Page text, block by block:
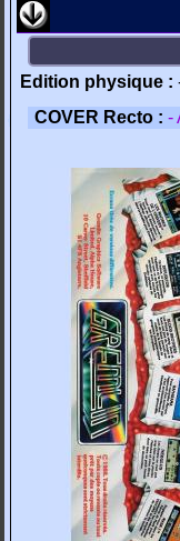
Edition physique :
COVER Recto : -